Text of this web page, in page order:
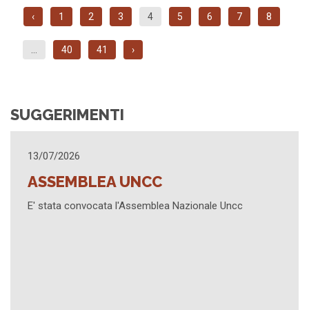
SUGGERIMENTI
AGGIORNAMENTO
Sintesi contenuti Assemblea 3 marzo 2026 -
‹ 1 2 3 4 5 6 7 8
40 41 ›